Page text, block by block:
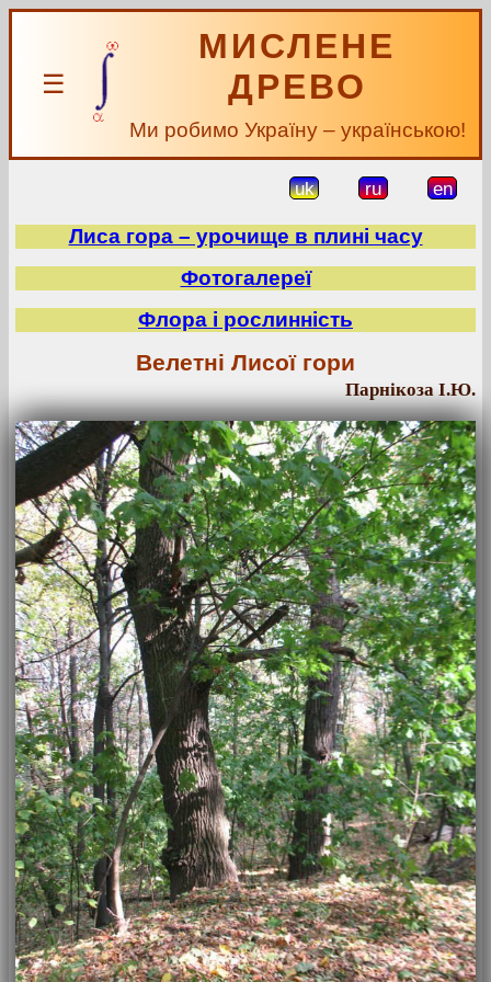
☰
МИСЛЕНЕ
ДРЕВО
Ми робимо Україну – українською!
uk ru en
Лиса гора – урочище в плині часу
Фотогалереї
Флора і рослинність
Велетні Лисої гори
Парнікоза І.Ю.